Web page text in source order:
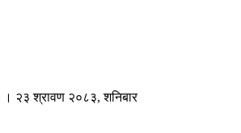
२३ श्रावण २०८३, शनिबार